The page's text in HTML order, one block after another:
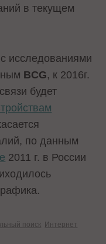
в текущем
исследованиями
BCG, к 2016г.
будет
по данным
2011 г. в России
поиск Интернет